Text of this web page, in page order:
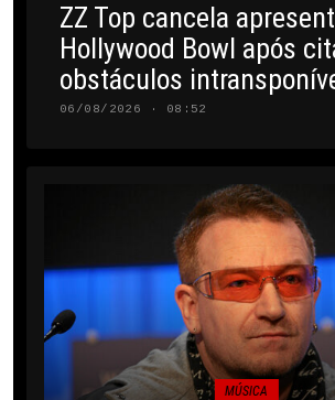
ZZ Top cancela
Hollywood Bowl após
obstáculos
06/08/2026 · 08:52
MÚSICA